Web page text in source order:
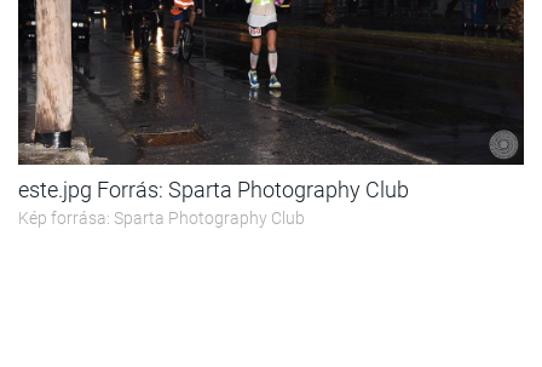
este.jpg Forrás: Sparta Photography Club
Kép forrása: Sparta Photography Club